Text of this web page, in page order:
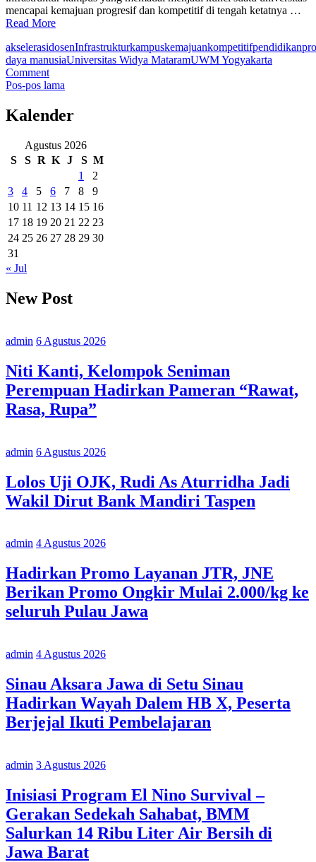
mencapai kemajuan progresif dan kompetitif di tengah ketatnya …
Read More
akselerasidosenInfrastrukturkampuskemajuankompetitifpendidikan
daya manusiaUniversitas Widya MataramUWM Yogyakarta
Commenton
Ketersediaan
Dosen
dan
Kampus
Kunci
Akselerasi
Universitas
Navigasi
pos
Pos-pos lama
Kalender
Agustus 2026
S
S R K J S M
1
2
3
4 5 6 7 8
9
10 11 12 13 14 15 16
17 18 19 20 21 22 23
24 25 26 27 28 29 30
31
« Jul
New Post
admin 6 Agustus 2026
Niti Kanti, Kelompok Seniman
Perempuan Hadirkan Pameran “Rawat,
Rasa, Rupa”
admin 6 Agustus 2026
Lolos Uji OJK, Rudi As Aturridha Jadi
Wakil Dirut Bank Mandiri Taspen
admin 4 Agustus 2026
Hadirkan Promo Layanan JTR, JNE
Berikan Promo Ongkir Mulai 2.000/kg ke
seluruh Pulau Jawa
admin 4 Agustus 2026
Sinau Aksara Jawa di Setu Sinau
Hadirkan Wayah Dalem HB X, Peserta
Berjejal Ikuti Pembelajaran
admin 3 Agustus 2026
Inisiasi Program El Nino Survival –
Gerakan Sedekah Sahabat, BMM
Salurkan 14 Ribu Liter Air Bersih di
Jawa Barat